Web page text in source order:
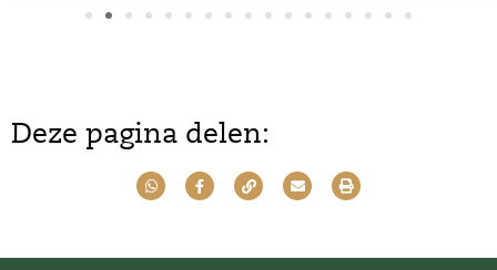
Deze pagina delen: